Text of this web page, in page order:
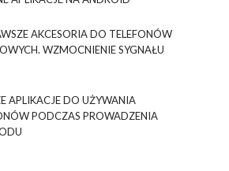
AKCESORIA DO TELEFONÓW
WZMOCNIENIE SYGNAŁU
APLIKACJE DO UŻYWANIA
PODCZAS PROWADZENIA